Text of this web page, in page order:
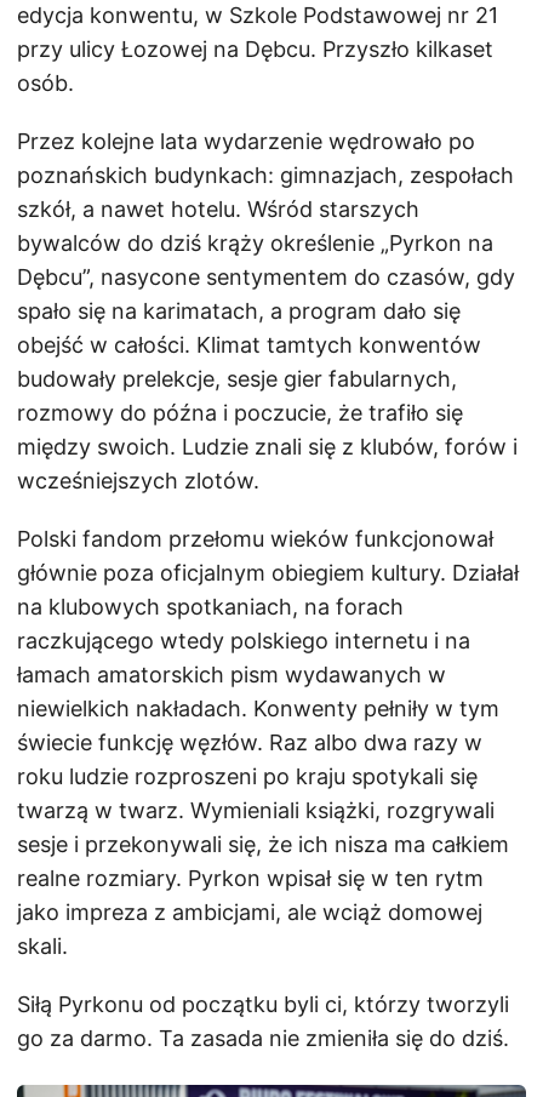
edycja konwentu, w Szkole Podstawowej nr 21
przy ulicy Łozowej na Dębcu. Przyszło kilkaset
osób.
Przez kolejne lata wydarzenie wędrowało po
poznańskich budynkach: gimnazjach, zespołach
szkół, a nawet hotelu. Wśród starszych
bywalców do dziś krąży określenie „Pyrkon na
Dębcu”, nasycone sentymentem do czasów, gdy
spało się na karimatach, a program dało się
obejść w całości. Klimat tamtych konwentów
budowały prelekcje, sesje gier fabularnych,
rozmowy do późna i poczucie, że trafiło się
między swoich. Ludzie znali się z klubów, forów i
wcześniejszych zlotów.
Polski fandom przełomu wieków funkcjonował
głównie poza oficjalnym obiegiem kultury. Działał
na klubowych spotkaniach, na forach
raczkującego wtedy polskiego internetu i na
łamach amatorskich pism wydawanych w
niewielkich nakładach. Konwenty pełniły w tym
świecie funkcję węzłów. Raz albo dwa razy w
roku ludzie rozproszeni po kraju spotykali się
twarzą w twarz. Wymieniali książki, rozgrywali
sesje i przekonywali się, że ich nisza ma całkiem
realne rozmiary. Pyrkon wpisał się w ten rytm
jako impreza z ambicjami, ale wciąż domowej
skali.
Siłą Pyrkonu od początku byli ci, którzy tworzyli
go za darmo. Ta zasada nie zmieniła się do dziś.